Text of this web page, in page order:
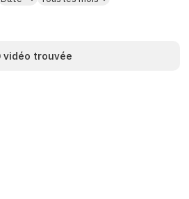
vidéo trouvée